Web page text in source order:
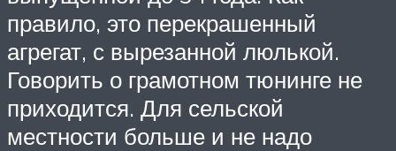
правило, это перекрашенный
агрегат, с вырезанной люлькой.
Говорить о грамотном тюнинге не
приходится. Для сельской
местности больше и не надо